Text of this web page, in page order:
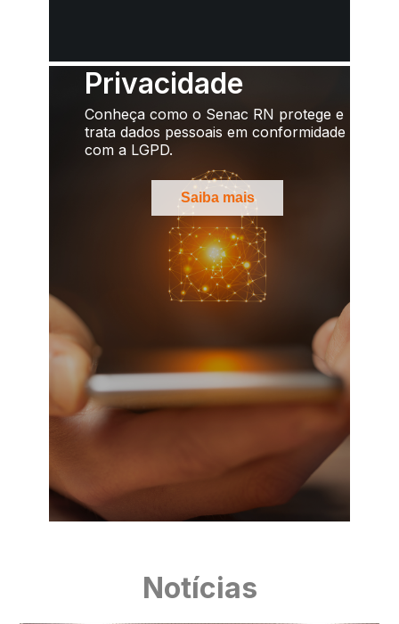
Privacidade
Conheça como o Senac RN protege e
trata dados pessoais em conformidade
com a LGPD.
Saiba mais
Notícias